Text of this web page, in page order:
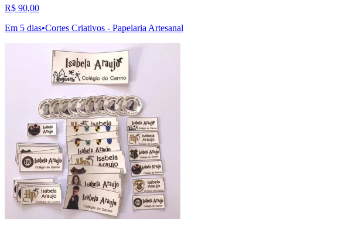
R$ 90,00
Em 5 dias•Cortes Criativos - Papelaria Artesanal